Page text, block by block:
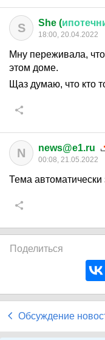
S She (
18:00, 20.04.2022
Мну переживала, что
этом доме.
Щаз думаю, что кто
N news@e1.ru
00:08, 21.05.2022
Тема автоматически
Поделиться
Обсуждение